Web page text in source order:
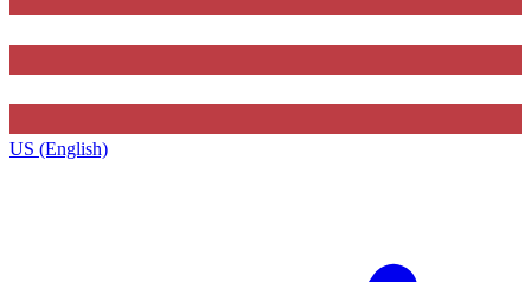
US (English)